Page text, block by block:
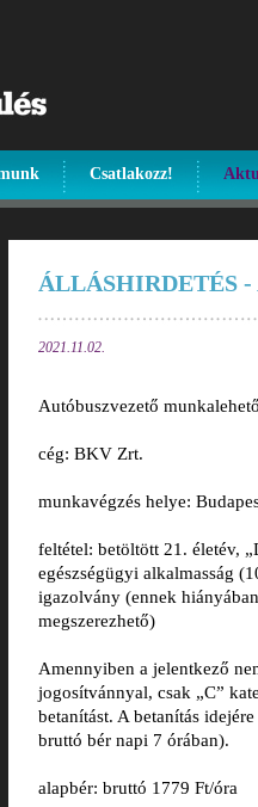
Csatlakozz!
ÁLLÁSHIRDETÉS
2021.11.02.
Autóbuszvezető
cég: BKV Zrt.
munkavégzés helye:
feltétel: betöltött 21. életév,
egészségügyi alkalmasság
igazolvány (ennek
megszerezhető)
Amennyiben a jelentkező
jogosítvánnyal, csak „C”
betanítást. A betanítás
bruttó bér napi 7 órában).
alapbér: bruttó 1779 Ft/óra